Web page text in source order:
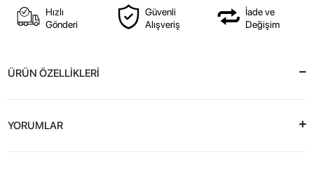
Hızlı
Gönderi
Güvenli
Alışveriş
İade ve
Değişim
ÜRÜN ÖZELLİKLERİ
YORUMLAR